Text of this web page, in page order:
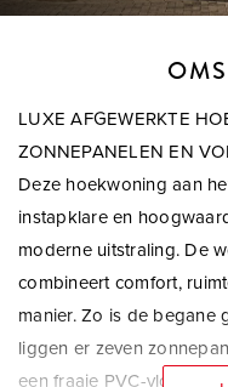
LUXE AFGEWERKTE
ZONNEPANELEN EN
Deze hoekwoning aan
instapklare en
moderne uitstraling. De
combineert comfort,
manier. Zo is de begane
liggen er zeven
een fraaie PVC-vloer in